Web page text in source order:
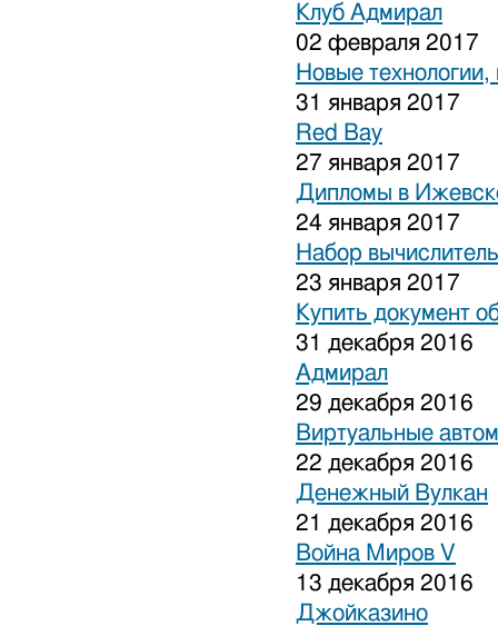
Клуб Адмирал
02 февраля 2017
Новые
31 января 2017
Red Bay
27 января 2017
Дипломы в
24 января 2017
Набор
23 января 2017
Купить документ
31 декабря 2016
Адмирал
29 декабря 2016
Виртуальные
22 декабря 2016
Денежный Вулкан
21 декабря 2016
Война Миров V
13 декабря 2016
Джойказино